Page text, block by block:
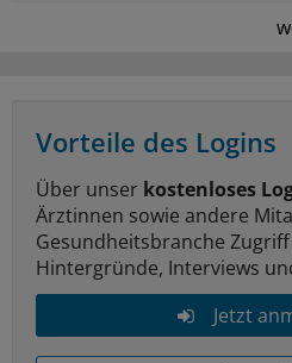
Vorteile des Logins
Über unser kostenloses
Ärztinnen sowie andere
Gesundheitsbranche
Hintergründe, Interviews
Jetzt